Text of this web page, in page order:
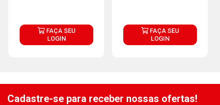
FAÇA SEU
LOGIN
FAÇA SEU
LOGIN
Cadastre-se para receber nossas ofertas!